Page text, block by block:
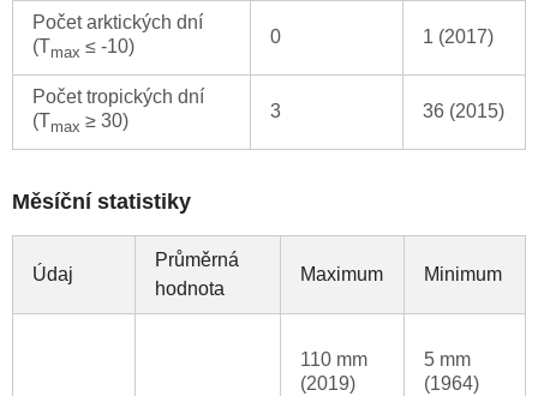
Počet arktických dní
(Tmax ≤ -10) 0 1 (2017)
Počet tropických dní
(Tmax ≥ 30) 3 36 (2015)
Měsíční statistiky
Údaj
Průměrná
hodnota
Maximum Minimum
110 mm
(2019)
5 mm
(1964)